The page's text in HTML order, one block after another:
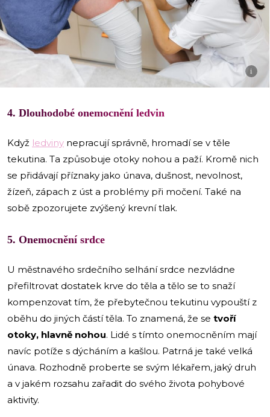
i
4. Dlouhodobé onemocnění ledvin
Když ledviny nepracují správně, hromadí se v těle
tekutina. Ta způsobuje otoky nohou a paží. Kromě nich
se přidávají příznaky jako únava, dušnost, nevolnost,
žízeň, zápach z úst a problémy při močení. Také na
sobě zpozorujete zvýšený krevní tlak.
5. Onemocnění srdce
U městnavého srdečního selhání srdce nezvládne
přefiltrovat dostatek krve do těla a tělo se to snaží
kompenzovat tím, že přebytečnou tekutinu vypouští z
oběhu do jiných částí těla. To znamená, že se tvoří
otoky, hlavně nohou. Lidé s tímto onemocněním mají
navíc potíže s dýcháním a kašlou. Patrná je také velká
únava. Rozhodně proberte se svým lékařem, jaký druh
a v jakém rozsahu zařadit do svého života pohybové
aktivity.